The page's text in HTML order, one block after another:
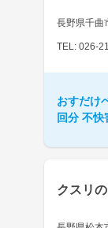
長野県千曲
TEL: 026-
おすだけ
回分 不快
クスリ